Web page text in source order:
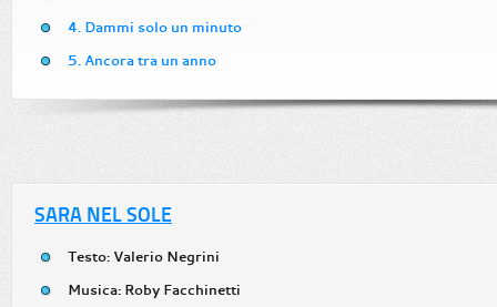
4. Dammi solo un minuto
5. Ancora tra un anno
SARA NEL SOLE
Testo: Valerio Negrini
Musica: Roby Facchinetti